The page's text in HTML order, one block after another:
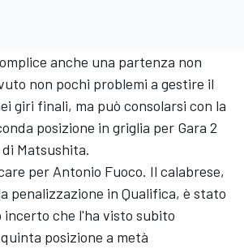
anche una partenza non
non pochi problemi a gestire il
giri finali, ma può consolarsi con la
posizione in griglia per Gara 2
Matsushita.
per Antonio Fuoco. Il calabrese,
penalizzazione in Qualifica, è stato
incerto che l'ha visto subito
posizione a metà